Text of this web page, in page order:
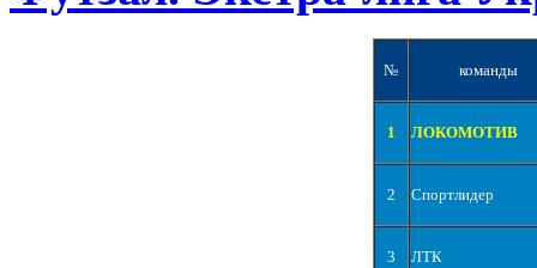
№ команды
1 ЛОКОМОТИВ
2 Спортлидер
3 ЛТК